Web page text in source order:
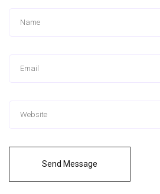
Send Message